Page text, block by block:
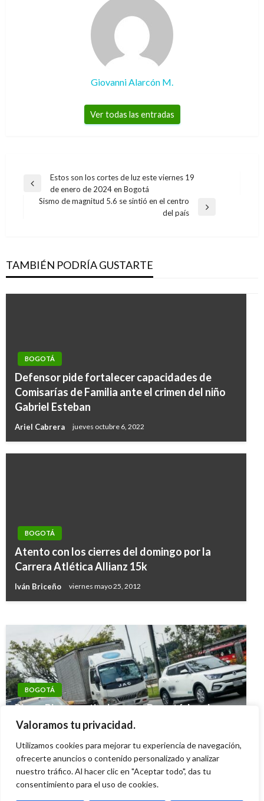
Valoramos tu privacidad.
Utilizamos cookies para mejorar tu experiencia de navegación,
ofrecerte anuncios o contenido personalizado y analizar
nuestro tráfico. Al hacer clic en "Aceptar todo", das tu
consentimiento para el uso de cookies.
Giovanni Alarcón M.
Ver todas las entradas
Navegación
Entrada
anterior
Estos son los cortes de luz este viernes 19
de enero de 2024 en Bogotá
Sismo de magnitud 5.6 se sintió en el centro
del país
TAMBIÉN PODRÍA GUSTARTE
BOGOTÁ
Defensor pide fortalecer capacidades de
Comisarías de Familia ante el crimen del niño
Gabriel Esteban
Ariel Cabrera jueves octubre 6, 2022
BOGOTÁ
Atento con los cierres del domingo por la
Carrera Atlética Allianz 15k
Iván Briceño viernes mayo 25, 2012
Estos son los pasos para un cupo escolar en
BOGOTÁ
Pico y Placa particulares en Bogotá: hoy lunes
4 de diciembre No pueden circular placas
Ariel Cabrera lunes diciembre 4, 2023